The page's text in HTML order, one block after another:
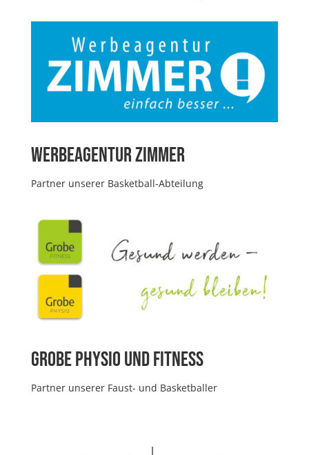
Werbeagentur Zimmer
Partner unserer Basketball-Abteilung
Grobe Physio und Fitness
Partner unserer Faust- und Basketballer